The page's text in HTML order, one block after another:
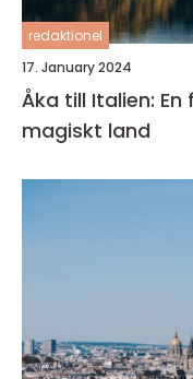
redaktionel
17. January 2024
Åka till Italien:
magiskt land